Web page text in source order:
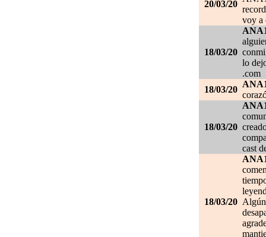
20/03/20
voy a
18/03/20
lo
.com
18/03/20
18/03/20
cast
18/03/20